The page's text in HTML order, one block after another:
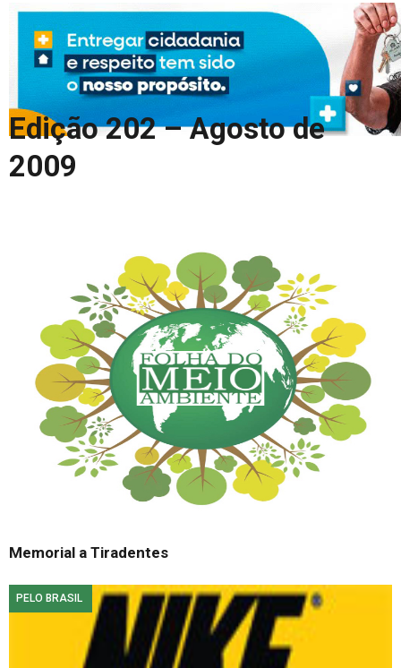
EDIÇÕES ANTERIORES
COLUNA DO MEIO
FALE CONOSCO
Edição 202 – Agosto de
2009
Memorial a Tiradentes
PELO BRASIL